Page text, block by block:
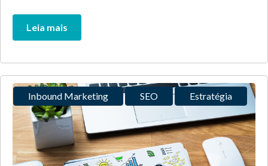
Leia mais
Inbound Marketing SEO Estratégia